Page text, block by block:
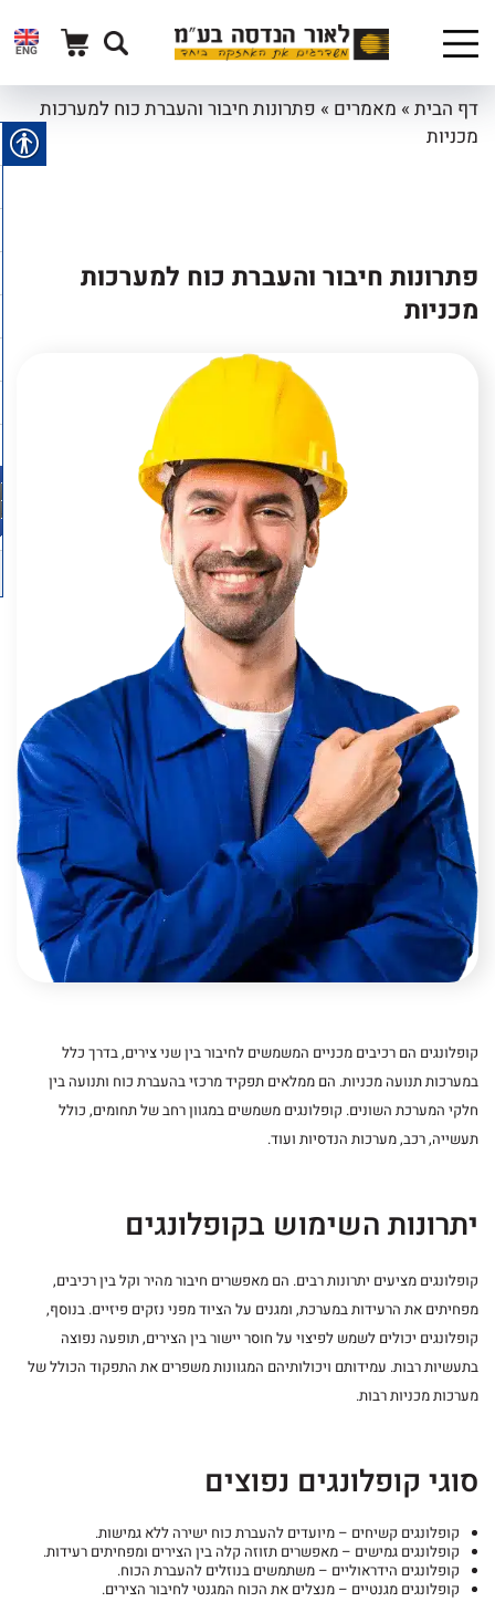
ENG
דף הבית » מאמרים » פתרונות חיבור והעברת כוח למערכות
מכניות
פתרונות חיבור והעברת כוח למערכות
מכניות
קופלונגים הם רכיבים מכניים המשמשים לחיבור בין שני צירים, בדרך כלל
במערכות תנועה מכניות. הם ממלאים תפקיד מרכזי בהעברת כוח ותנועה בין
חלקי המערכת השונים. קופלונגים משמשים במגוון רחב של תחומים, כולל
תעשייה, רכב, מערכות הנדסיות ועוד.
יתרונות השימוש בקופלונגים
קופלונגים מציעים יתרונות רבים. הם מאפשרים חיבור מהיר וקל בין רכיבים,
מפחיתים את הרעידות במערכת, ומגנים על הציוד מפני נזקים פיזיים. בנוסף,
קופלונגים יכולים לשמש לפיצוי על חוסר יישור בין הצירים, תופעה נפוצה
בתעשיות רבות. עמידותם ויכולותיהם המגוונות משפרים את התפקוד הכולל של
מערכות מכניות רבות.
סוגי קופלונגים נפוצים
קופלונגים קשיחים – מיועדים להעברת כוח ישירה ללא גמישות.
קופלונגים גמישים – מאפשרים תזוזה קלה בין הצירים ומפחיתים רעידות.
קופלונגים הידראוליים – משתמשים בנוזלים להעברת הכוח.
קופלונגים מגנטיים – מנצלים את הכוח המגנטי לחיבור הצירים.